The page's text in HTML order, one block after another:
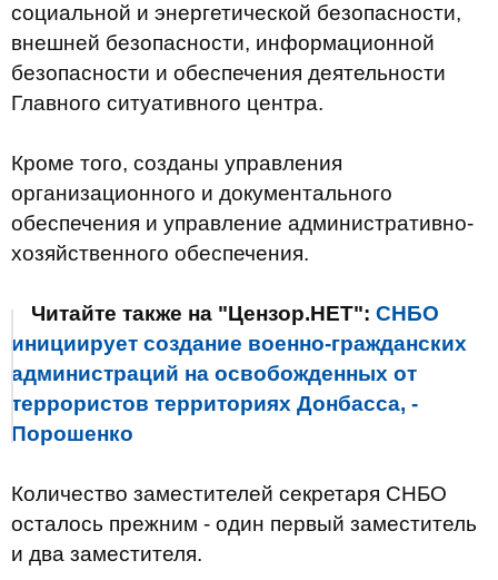
социальной и энергетической безопасности,
внешней безопасности, информационной
безопасности и обеспечения деятельности
Главного ситуативного центра.
Кроме того, созданы управления
организационного и документального
обеспечения и управление административно-
хозяйственного обеспечения.
Читайте также на "Цензор.НЕТ": СНБО
инициирует создание военно-гражданских
администраций на освобожденных от
террористов территориях Донбасса, -
Порошенко
Количество заместителей секретаря СНБО
осталось прежним - один первый заместитель
и два заместителя.